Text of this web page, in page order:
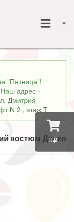
0
"Пятница"!
адрес -
Дмитрия
N 2 , этаж Т
костюм Диско